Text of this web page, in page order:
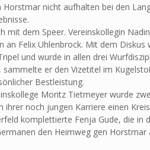
nicht aufhalten bei den
dem Speer. Vereinskollegin
Felix Uhlenbrock. Mit dem
und wurde in allen drei
er den Vizetitel im
Bestleistung.
Moritz Tietmeyer wurde
noch jungen Karriere einen
komplettierte Fenja Gude, die in
den Heimweg gen Horstmar